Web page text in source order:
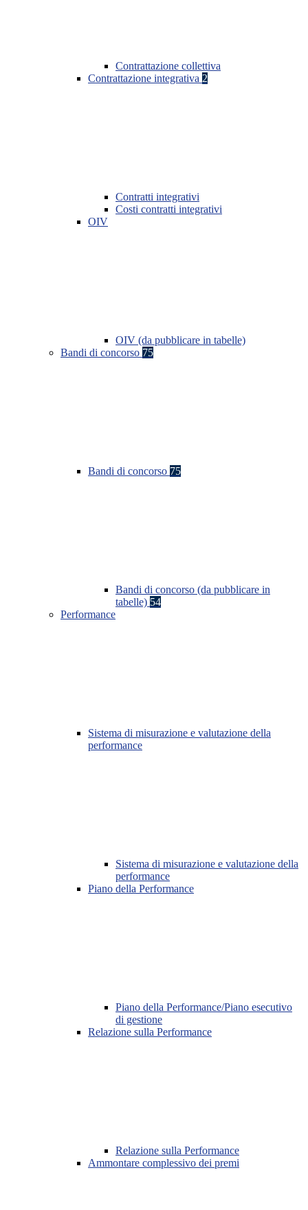
Contrattazione collettiva
Contrattazione integrativa 2
Contratti integrativi
Costi contratti integrativi
OIV
OIV (da pubblicare in tabelle)
Bandi di concorso 75
Bandi di concorso 75
Bandi di concorso (da pubblicare in
tabelle) 54
Performance
Sistema di misurazione e valutazione della
performance
Sistema di misurazione e valutazione della
performance
Piano della Performance
Piano della Performance/Piano esecutivo
di gestione
Relazione sulla Performance
Relazione sulla Performance
Ammontare complessivo dei premi